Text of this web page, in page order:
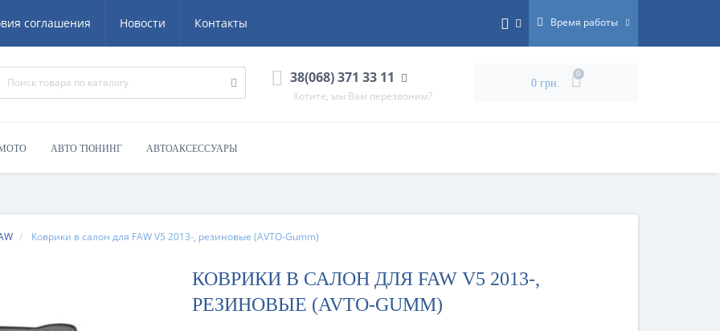
соглашения Новости Контакты Время работы
38(068) 371 33 11
Хотите, мы Вам перезвоним?
0 грн.
0
АВТО ТЮНИНГ АВТОАКСЕССУАРЫ
Коврики в салон для FAW V5 2013-, резиновые (AVTO-Gumm)
КОВРИКИ В САЛОН ДЛЯ FAW V5 2013-,
РЕЗИНОВЫЕ (AVTO-GUMM)